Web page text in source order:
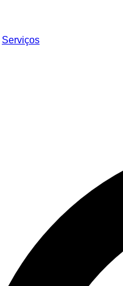
Serviços